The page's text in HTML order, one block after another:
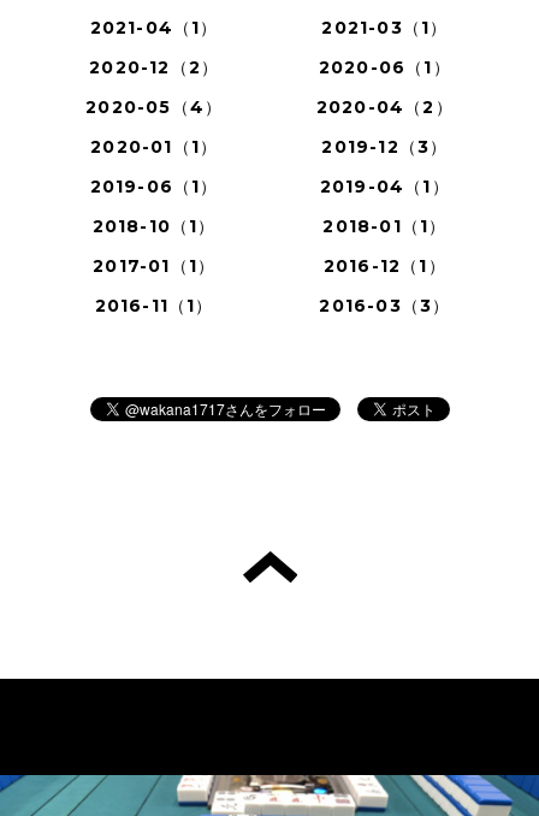
2021-04（1）
2021-03（1）
2020-12（2）
2020-06（1）
2020-05（4）
2020-04（2）
2020-01（1）
2019-12（3）
2019-06（1）
2019-04（1）
2018-10（1）
2018-01（1）
2017-01（1）
2016-12（1）
2016-11（1）
2016-03（3）